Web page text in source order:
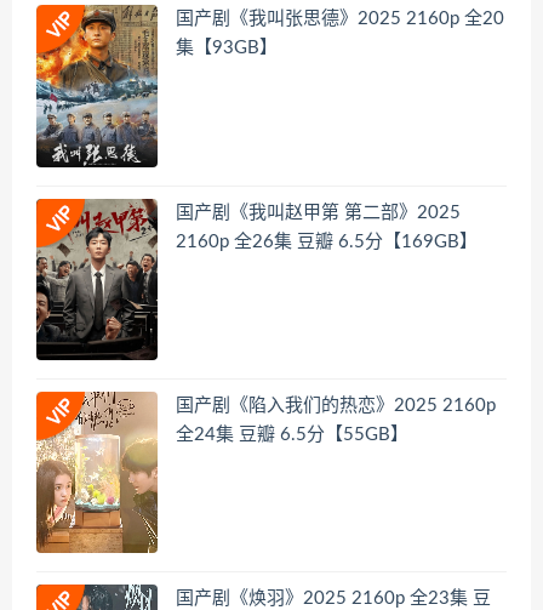
国产剧《我叫张思德》2025 2160p 全20
集【93GB】
国产剧《我叫赵甲第 第二部》2025
2160p 全26集 豆瓣 6.5分【169GB】
国产剧《陷入我们的热恋》2025 2160p
全24集 豆瓣 6.5分【55GB】
国产剧《焕羽》2025 2160p 全23集 豆